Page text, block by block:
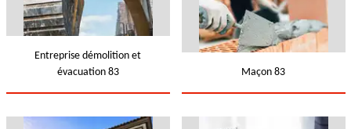
Entreprise démolition et
évacuation 83
Maçon 83